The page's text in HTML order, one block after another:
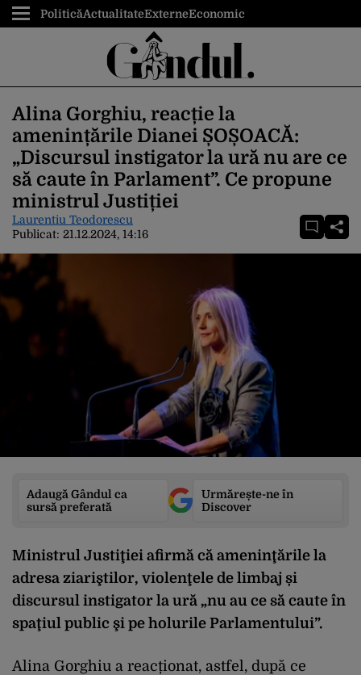
PoliticăActualitateExterneEconomic
Alina Gorghiu, reacție la
amenințările Dianei ȘOȘOACĂ:
„Discursul instigator la ură nu are ce
să caute în Parlament”. Ce propune
ministrul Justiției
Laurentiu Teodorescu
Publicat: 21.12.2024, 14:16
Adaugă Gândul ca
sursă preferată
Urmărește-ne în
Discover
Ministrul Justiţiei afirmă că ameninţările la
adresa ziariştilor, violenţele de limbaj și
discursul instigator la ură „nu au ce să caute în
spaţiul public şi pe holurile Parlamentului”.
Alina Gorghiu a reacționat, astfel, după ce